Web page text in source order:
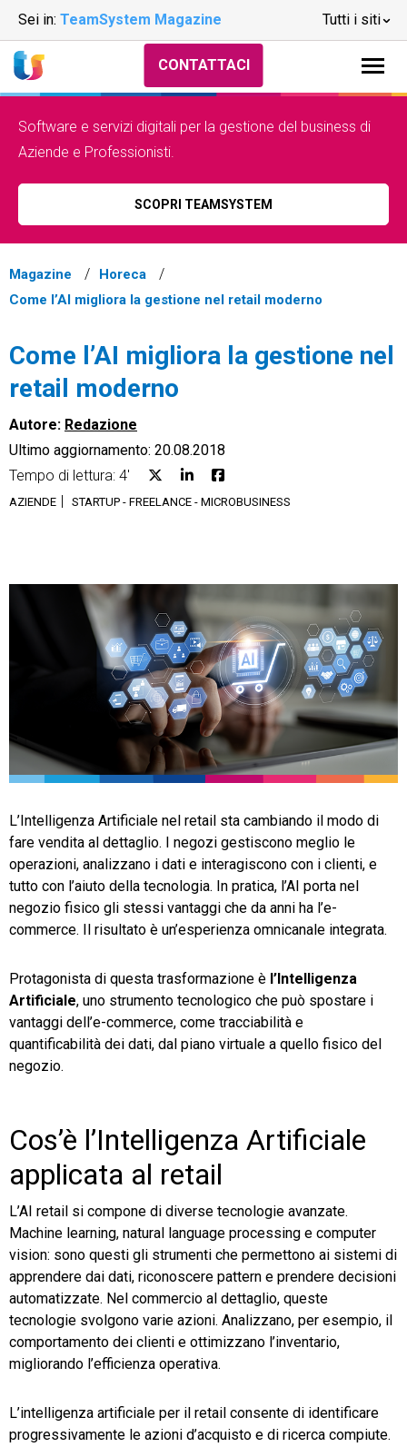
Sei in: TeamSystem Magazine Tutti i siti
Email Marketing
Fatturazione
Financial Solutions
Trust Services
TeamSystem Corporate
TeamSystem Store
CONTATTACI
Software e servizi digitali per la gestione del business di
Aziende e Professionisti.
SCOPRI TEAMSYSTEM
Magazine
Horeca
Come l’AI migliora la gestione nel retail moderno
Come l’AI migliora la gestione nel
retail moderno
Autore: Redazione
Ultimo aggiornamento: 20.08.2018
Tempo di lettura: 4'
AZIENDE STARTUP - FREELANCE - MICROBUSINESS
L’Intelligenza Artificiale nel retail sta cambiando il modo di
fare vendita al dettaglio. I negozi gestiscono meglio le
operazioni, analizzano i dati e interagiscono con i clienti, e
tutto con l’aiuto della tecnologia. In pratica, l’AI porta nel
negozio fisico gli stessi vantaggi che da anni ha l’e-
commerce. Il risultato è un’esperienza omnicanale integrata.
Protagonista di questa trasformazione è l’Intelligenza
Artificiale, uno strumento tecnologico che può spostare i
vantaggi dell’e-commerce, come tracciabilità e
quantificabilità dei dati, dal piano virtuale a quello fisico del
negozio.
Cos’è l’Intelligenza Artificiale
applicata al retail
L’AI retail si compone di diverse tecnologie avanzate.
Machine learning, natural language processing e computer
vision: sono questi gli strumenti che permettono ai sistemi di
apprendere dai dati, riconoscere pattern e prendere decisioni
automatizzate. Nel commercio al dettaglio, queste
tecnologie svolgono varie azioni. Analizzano, per esempio, il
comportamento dei clienti e ottimizzano l’inventario,
migliorando l’efficienza operativa.
L’intelligenza artificiale per il retail consente di identificare
progressivamente le azioni d’acquisto e di ricerca compiute.